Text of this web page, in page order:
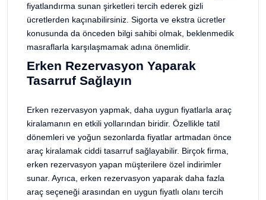
fiyatlandırma sunan şirketleri tercih ederek gizli
ücretlerden kaçınabilirsiniz. Sigorta ve ekstra ücretler
konusunda da önceden bilgi sahibi olmak, beklenmedik
masraflarla karşılaşmamak adına önemlidir.
Erken Rezervasyon Yaparak
Tasarruf Sağlayın
Erken rezervasyon yapmak, daha uygun fiyatlarla araç
kiralamanın en etkili yollarından biridir. Özellikle tatil
dönemleri ve yoğun sezonlarda fiyatlar artmadan önce
araç kiralamak ciddi tasarruf sağlayabilir. Birçok firma,
erken rezervasyon yapan müşterilere özel indirimler
sunar. Ayrıca, erken rezervasyon yaparak daha fazla
araç seçeneği arasından en uygun fiyatlı olanı tercih